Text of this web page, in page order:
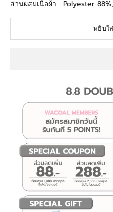
ส่วนผสมเนื้อผ้า : Polyester
หยิบใ